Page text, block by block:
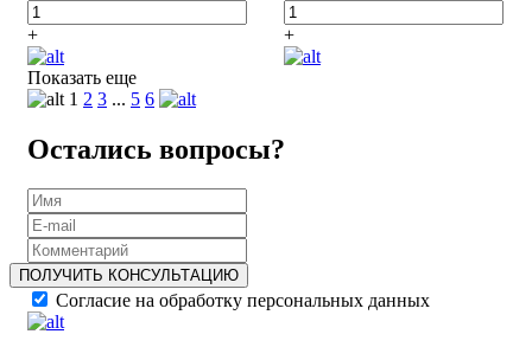
+ +
Показать еще
1 2 3 ... 5 6
Остались вопросы?
ПОЛУЧИТЬ КОНСУЛЬТАЦИЮ
Согласие на обработку персональных данных